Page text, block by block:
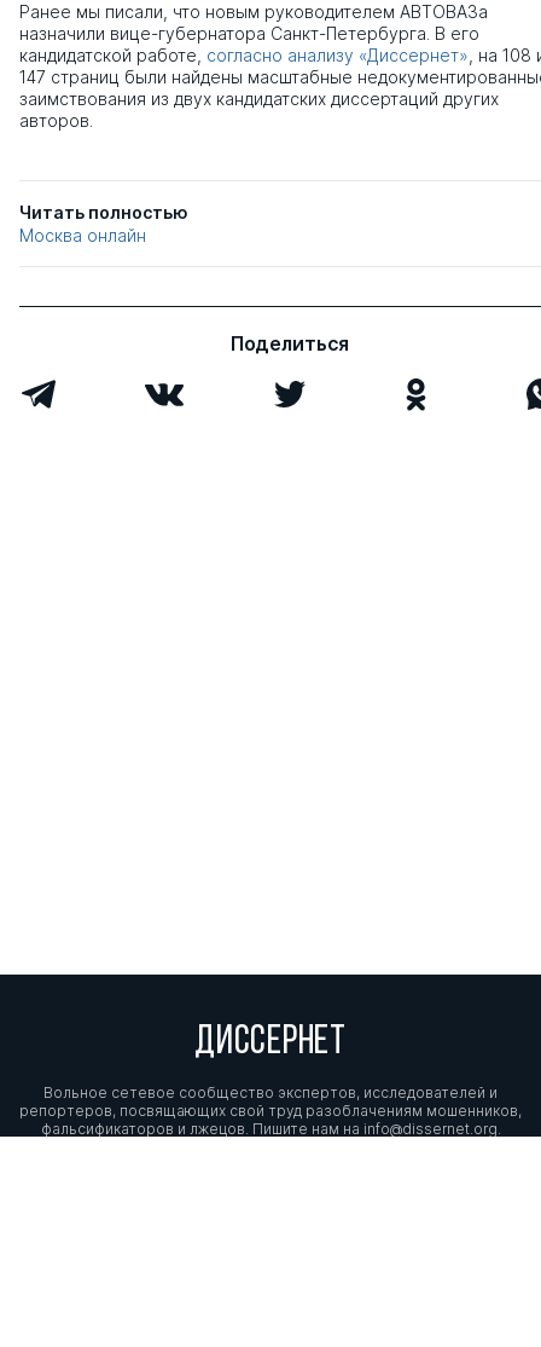
Ранее мы писали, что новым руководителем АВТОВАЗа
назначили вице-губернатора Санкт-Петербурга. В его
кандидатской работе, согласно анализу «Диссернет» , на 108
147 страниц были найдены масштабные
заимствования из двух кандидатских диссертаций других
авторов.
Читать полностью
Москва онлайн
Поделиться
ДИССЕРНЕТ
Вольное сетевое сообщество экспертов, исследователей и
репортеров, посвящающих свой труд разоблачениям мошенников,
фальсификаторов и лжецов. Пишите нам на info@dissernet.org.